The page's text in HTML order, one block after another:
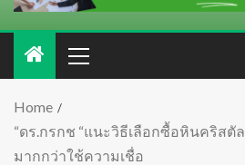
Home
“ดร.กรกช “แนะวิธีเลือกซื้อหินคริส
มากกว่าใช้ความเชื่อ